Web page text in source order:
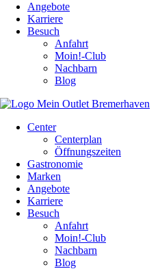
Angebote
Karriere
Besuch
Anfahrt
Moin!-Club
Nachbarn
Blog
Center
Centerplan
Öffnungszeiten
Gastronomie
Marken
Angebote
Karriere
Besuch
Anfahrt
Moin!-Club
Nachbarn
Blog